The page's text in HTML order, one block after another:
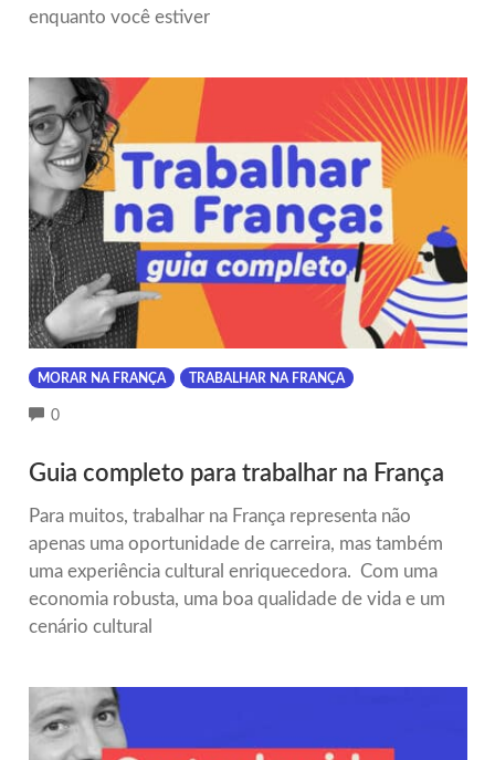
enquanto você estiver
MORAR NA FRANÇA TRABALHAR NA FRANÇA
0COMMENTS
Guia completo para trabalhar na França
Para muitos, trabalhar na França representa não
apenas uma oportunidade de carreira, mas também
uma experiência cultural enriquecedora. Com uma
economia robusta, uma boa qualidade de vida e um
cenário cultural